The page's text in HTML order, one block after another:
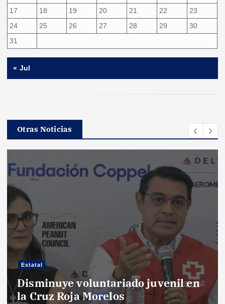
17
18 19 20 21 22
23
24
25 26 27 28 29
30
31
« Jul
Otras Noticias
Estatal
Disminuye voluntariado juvenil en
la Cruz Roja Morelos